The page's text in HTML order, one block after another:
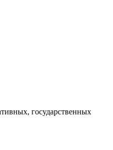
государственных